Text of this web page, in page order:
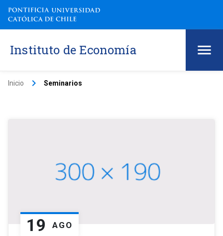
Instituto de Economía
Inicio keyboard_arrow_right Seminarios
19 AGO